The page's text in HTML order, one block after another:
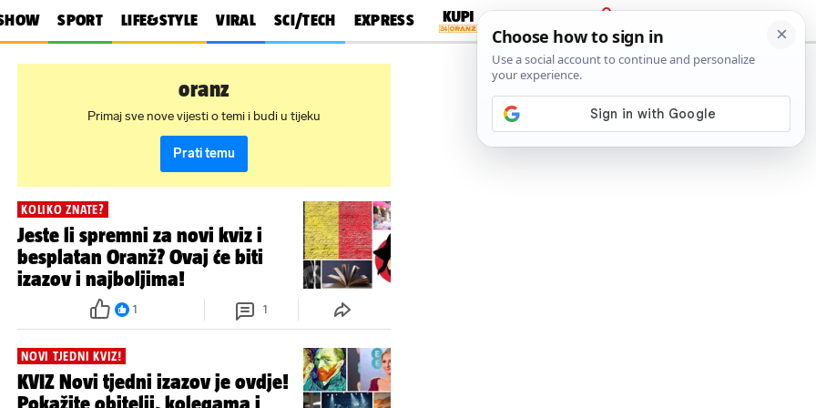
SPORT LIFE&STYLE VIRAL SCI/TECH EXPRESS
PRIJAVA
oranz
Primaj sve nove vijesti o temi i budi u tijeku
Prati temu
KOLIKO ZNATE?
Jeste li spremni za novi kviz i
besplatan Oranž? Ovaj će biti
izazov i najboljima!
1 1
NOVI TJEDNI KVIZ!
KVIZ Novi tjedni izazov je ovdje!